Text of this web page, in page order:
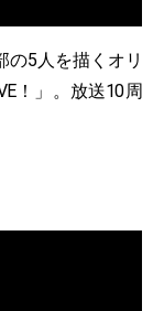
の5人を描くオリ
！」。放送10周